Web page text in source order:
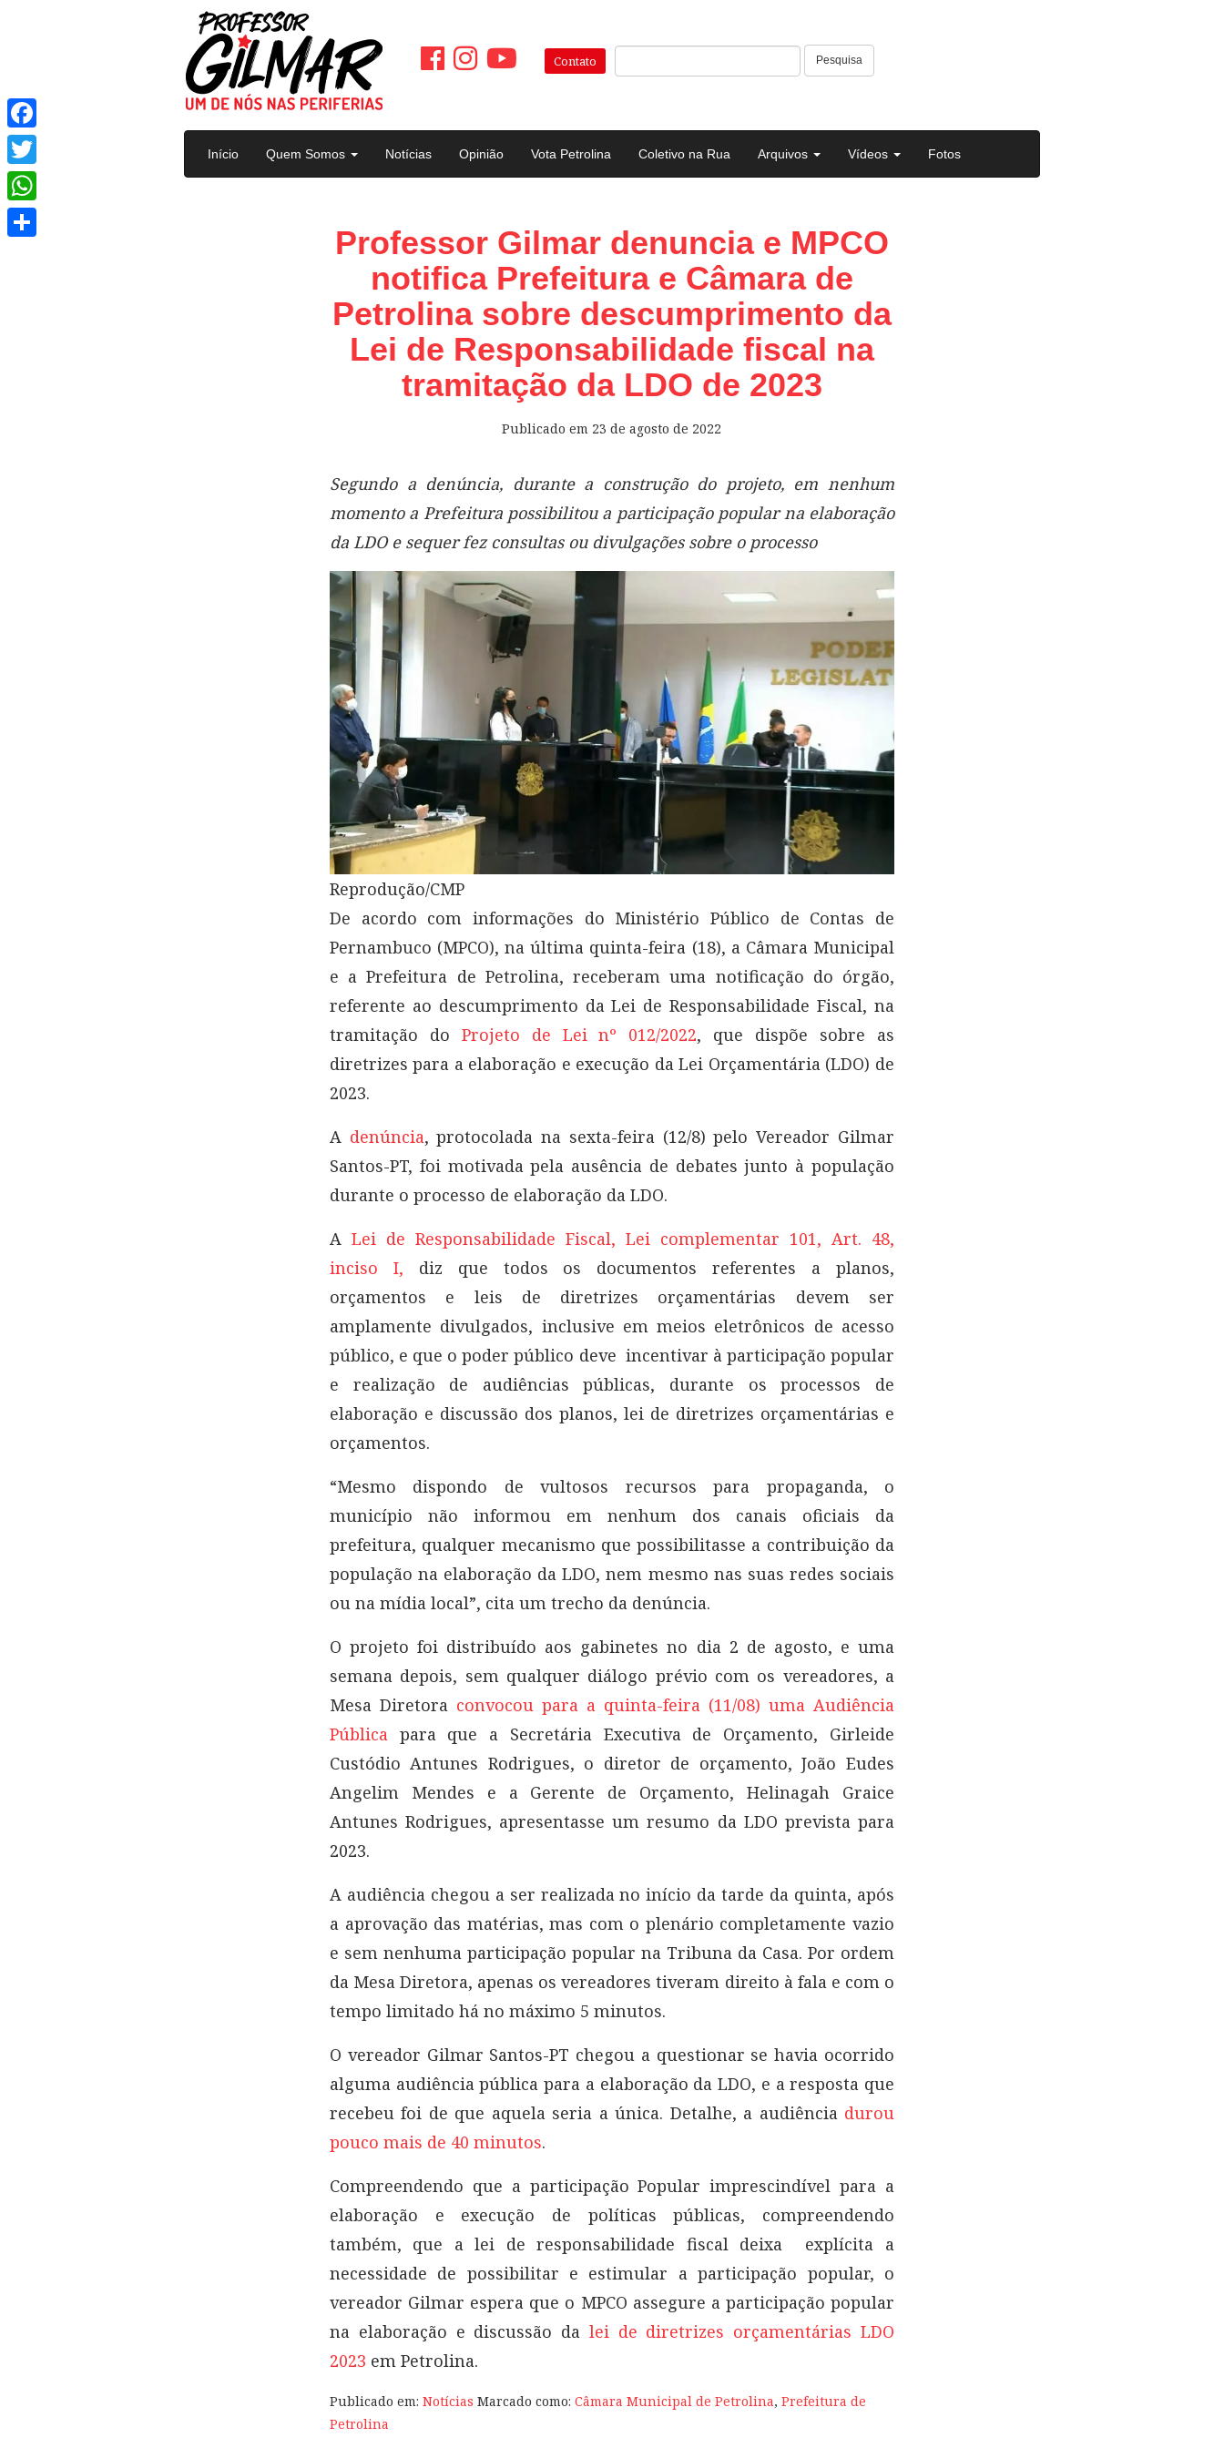
Pular para o conteúdo
Pesquisa
Contato
Início Quem Somos Notícias Opinião Vota Petrolina Coletivo na Rua Arquivos Vídeos Fotos
Professor Gilmar denuncia e MPCO
notifica Prefeitura e Câmara de
Petrolina sobre descumprimento da
Lei de Responsabilidade fiscal na
tramitação da LDO de 2023
Publicado em 23 de agosto de 2022
Segundo a denúncia, durante a construção do projeto, em nenhum
momento a Prefeitura possibilitou a participação popular na elaboração
da LDO e sequer fez consultas ou divulgações sobre o processo
Reprodução/CMP
De acordo com informações do Ministério Público de Contas de
Pernambuco (MPCO), na última quinta-feira (18), a Câmara Municipal
e a Prefeitura de Petrolina, receberam uma notificação do órgão,
referente ao descumprimento da Lei de Responsabilidade Fiscal, na
tramitação do Projeto de Lei nº 012/2022, que dispõe sobre as
diretrizes para a elaboração e execução da Lei Orçamentária (LDO) de
2023.
A denúncia, protocolada na sexta-feira (12/8) pelo Vereador Gilmar
Santos-PT, foi motivada pela ausência de debates junto à população
durante o processo de elaboração da LDO.
A Lei de Responsabilidade Fiscal, Lei complementar 101, Art. 48,
inciso I, diz que todos os documentos referentes a planos,
orçamentos e leis de diretrizes orçamentárias devem ser
amplamente divulgados, inclusive em meios eletrônicos de acesso
público, e que o poder público deve incentivar à participação popular
e realização de audiências públicas, durante os processos de
elaboração e discussão dos planos, lei de diretrizes orçamentárias e
orçamentos.
“Mesmo dispondo de vultosos recursos para propaganda, o
município não informou em nenhum dos canais oficiais da
prefeitura, qualquer mecanismo que possibilitasse a contribuição da
população na elaboração da LDO, nem mesmo nas suas redes sociais
ou na mídia local”, cita um trecho da denúncia.
O projeto foi distribuído aos gabinetes no dia 2 de agosto, e uma
semana depois, sem qualquer diálogo prévio com os vereadores, a
Mesa Diretora convocou para a quinta-feira (11/08) uma Audiência
Públicapara que a Secretária Executiva de Orçamento, Girleide
Custódio Antunes Rodrigues, o diretor de orçamento, João Eudes
Angelim Mendes e a Gerente de Orçamento, Helinagah Graice
Antunes Rodrigues, apresentasse um resumo da LDO prevista para
2023.
A audiência chegou a ser realizada no início da tarde da quinta, após
a aprovação das matérias, mas com o plenário completamente vazio
e sem nenhuma participação popular na Tribuna da Casa. Por ordem
da Mesa Diretora, apenas os vereadores tiveram direito à fala e com o
tempo limitado há no máximo 5 minutos.
O vereador Gilmar Santos-PT chegou a questionar se havia ocorrido
alguma audiência pública para a elaboração da LDO, e a resposta que
recebeu foi de que aquela seria a única. Detalhe, a audiência durou
pouco mais de 40 minutos.
Compreendendo que a participação Popular imprescindível para a
elaboração e execução de políticas públicas, compreendendo
também, que a lei de responsabilidade fiscal deixa explícita a
necessidade de possibilitar e estimular a participação popular, o
vereador Gilmar espera que o MPCO assegure a participação popular
na elaboração e discussão da lei de diretrizes orçamentárias LDO
2023 em Petrolina.
Publicado em: Notícias Marcado como: Câmara Municipal de Petrolina, Prefeitura de
Petrolina
Facebook
Twitter
WhatsApp